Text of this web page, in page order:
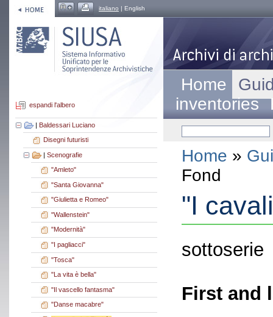
italiano | English
espandi l'albero
| Baldessari Luciano
Disegni futuristi
| Scenografie
"Amleto"
"Santa Giovanna"
"Giulietta e Romeo"
"Wallenstein"
"Modernità"
"I pagliacci"
"Tosca"
"La vita è bella"
"Il vascello fantasma"
"Danse macabre"
Home
inventories
Home »
Fond
"I
sottoserie
First and